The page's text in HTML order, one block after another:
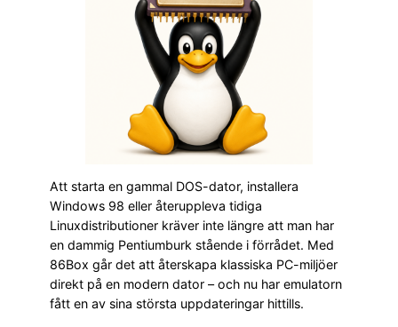
Att starta en gammal DOS-dator, installera
Windows 98 eller återuppleva tidiga
Linuxdistributioner kräver inte längre att man har
en dammig Pentiumburk stående i förrådet. Med
86Box går det att återskapa klassiska PC-miljöer
direkt på en modern dator – och nu har emulatorn
fått en av sina största uppdateringar hittills.